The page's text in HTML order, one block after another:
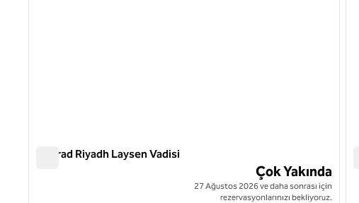
Conrad Riyadh Laysen Vadisi
Çok Yakında
27 Ağustos 2026 ve daha sonrası için
rezervasyonlarınızı bekliyoruz.